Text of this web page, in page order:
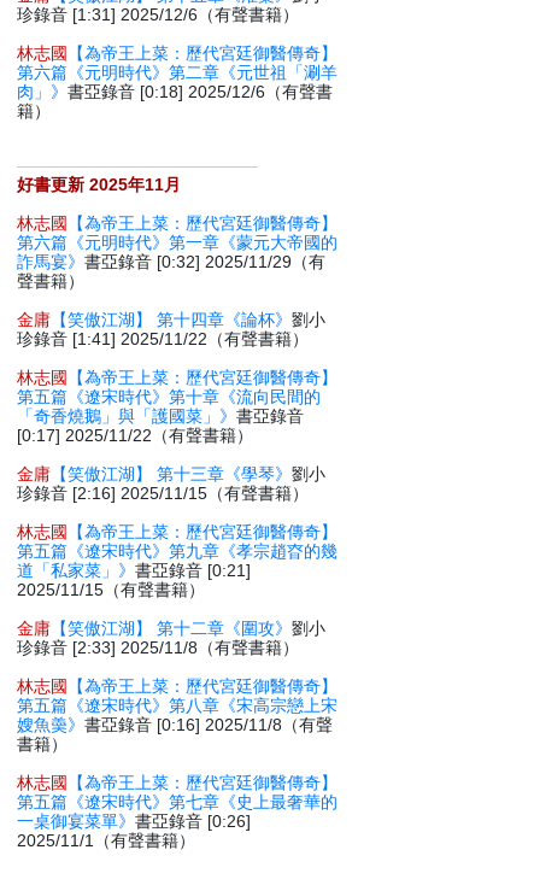
珍錄音 [1:31] 2025/12/6（有聲書籍）
林志國
【為帝王上菜：歷代宮廷御醫傳奇】
第六篇《元明時代》第二章《元世祖「涮羊
肉」》書亞錄音 [0:18] 2025/12/6（有聲書
籍）
好書更新 2025年11月
林志國
【為帝王上菜：歷代宮廷御醫傳奇】
第六篇《元明時代》第一章《蒙元大帝國的
詐馬宴》書亞錄音 [0:32] 2025/11/29（有
聲書籍）
金庸 【笑傲江湖】 第十四章《論杯》劉小
珍錄音 [1:41] 2025/11/22（有聲書籍）
林志國
【為帝王上菜：歷代宮廷御醫傳奇】
第五篇《遼宋時代》第十章《流向民間的
「奇香燒鵝」與「護國菜」》書亞錄音
[0:17] 2025/11/22（有聲書籍）
金庸 【笑傲江湖】 第十三章《學琴》劉小
珍錄音 [2:16] 2025/11/15（有聲書籍）
林志國
【為帝王上菜：歷代宮廷御醫傳奇】
第五篇《遼宋時代》第九章《孝宗趙昚的幾
道「私家菜」》書亞錄音 [0:21]
2025/11/15（有聲書籍）
金庸 【笑傲江湖】 第十二章《圍攻》劉小
珍錄音 [2:33] 2025/11/8（有聲書籍）
林志國
【為帝王上菜：歷代宮廷御醫傳奇】
第五篇《遼宋時代》第八章《宋高宗戀上宋
嫂魚羮》書亞錄音 [0:16] 2025/11/8（有聲
書籍）
林志國
【為帝王上菜：歷代宮廷御醫傳奇】
第五篇《遼宋時代》第七章《史上最奢華的
一桌御宴菜單》書亞錄音 [0:26]
2025/11/1（有聲書籍）